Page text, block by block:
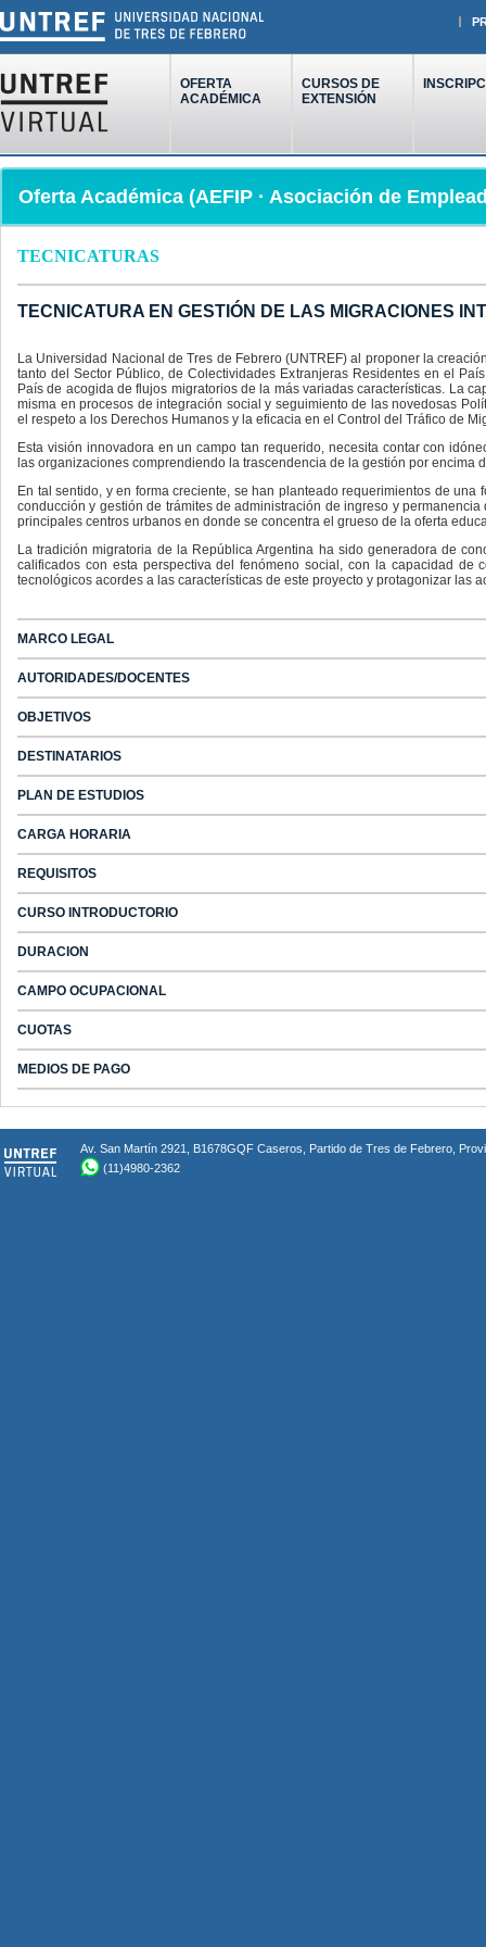
OFERTA
ACADÉMICA
CURSOS DE
EXTENSIÓN
Oferta Académica (AEFIP · Asociación de
TECNICATURAS
TECNICATURA EN GESTIÓN DE LAS MIGRACIONES
La Universidad Nacional de Tres de Febrero (UNTREF) al proponer la
tanto del Sector Público, de Colectividades Extranjeras Residentes en el
País de acogida de flujos migratorios de la más variadas características. La
misma en procesos de integración social y seguimiento de las novedosas
el respeto a los Derechos Humanos y la eficacia en el Control del Tráfico de
Esta visión innovadora en un campo tan requerido, necesita contar con
las organizaciones comprendiendo la trascendencia de la gestión por encima
En tal sentido, y en forma creciente, se han planteado requerimientos de
conducción y gestión de trámites de administración de ingreso y
principales centros urbanos en donde se concentra el grueso de la oferta
La tradición migratoria de la República Argentina ha sido generadora de
calificados con esta perspectiva del fenómeno social, con la capacidad de
tecnológicos acordes a las características de este proyecto y protagonizar las
MARCO LEGAL
AUTORIDADES/DOCENTES
OBJETIVOS
DESTINATARIOS
PLAN DE ESTUDIOS
CARGA HORARIA
REQUISITOS
CURSO INTRODUCTORIO
DURACION
CAMPO OCUPACIONAL
CUOTAS
MEDIOS DE PAGO
Av. San Martín 2921, B1678GQF Caseros, Partido de Tres de Febrero,
(11)4980-2362